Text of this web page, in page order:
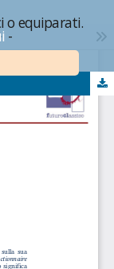
o equiparati.
-